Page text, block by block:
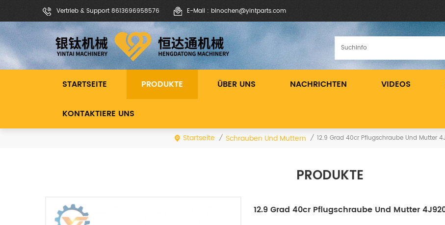
Vertrieb & Support 8613696958576 E-Mail : binochen@yintparts.com
STARTSEITE PRODUKTE ÜBER UNS NACHRICHTEN VIDEOS
KONTAKTIERE UNS
Startseite / Schrauben Und Muttern / 12.9 Grad 40cr Pflugschraube Und Mutter
PRODUKTE
12.9 Grad 40cr Pflugschraube Und Mutter